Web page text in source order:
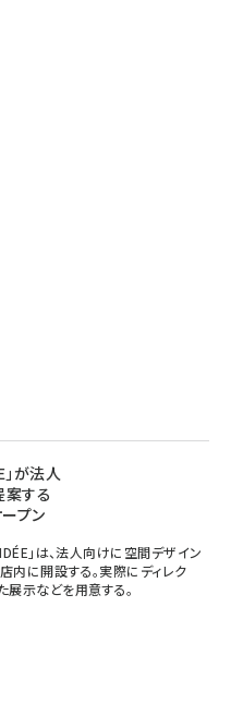
」が法人
する
プン
」は、法人向けに空間デザイン
内に開設する。実際にディレク
示などを用意する。